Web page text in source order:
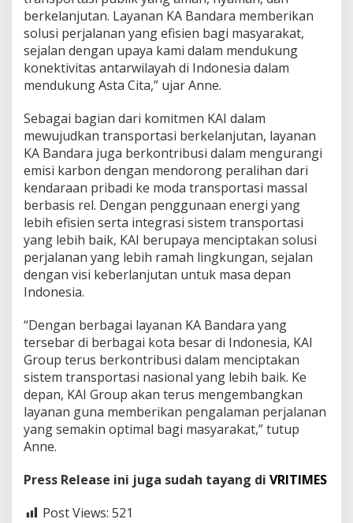
berkelanjutan. Layanan KA Bandara memberikan
solusi perjalanan yang efisien bagi masyarakat,
sejalan dengan upaya kami dalam mendukung
konektivitas antarwilayah di Indonesia dalam
mendukung Asta Cita,” ujar Anne.
Sebagai bagian dari komitmen KAI dalam
mewujudkan transportasi berkelanjutan, layanan
KA Bandara juga berkontribusi dalam mengurangi
emisi karbon dengan mendorong peralihan dari
kendaraan pribadi ke moda transportasi massal
berbasis rel. Dengan penggunaan energi yang
lebih efisien serta integrasi sistem transportasi
yang lebih baik, KAI berupaya menciptakan solusi
perjalanan yang lebih ramah lingkungan, sejalan
dengan visi keberlanjutan untuk masa depan
Indonesia.
“Dengan berbagai layanan KA Bandara yang
tersebar di berbagai kota besar di Indonesia, KAI
Group terus berkontribusi dalam menciptakan
sistem transportasi nasional yang lebih baik. Ke
depan, KAI Group akan terus mengembangkan
layanan guna memberikan pengalaman perjalanan
yang semakin optimal bagi masyarakat,” tutup
Anne.
Press Release ini juga sudah tayang di VRITIMES
Post Views: 521